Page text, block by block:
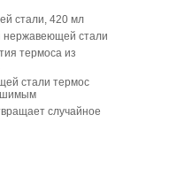
стали, 420 мл
нержавеющей стали
термоса из
стали термос
случайное